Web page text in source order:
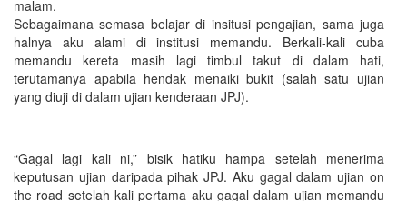
malam.
Sebagaimana semasa belajar di insitusi pengajian, sama juga
halnya aku alami di institusi memandu. Berkali-kali cuba
memandu kereta masih lagi timbul takut di dalam hati,
terutamanya apabila hendak menaiki bukit (salah satu ujian
yang diuji di dalam ujian kenderaan JPJ).
“Gagal lagi kali ni,” bisik hatiku hampa setelah menerima
keputusan ujian daripada pihak JPJ. Aku gagal dalam ujian on
the road setelah kali pertama aku gagal dalam ujian memandu